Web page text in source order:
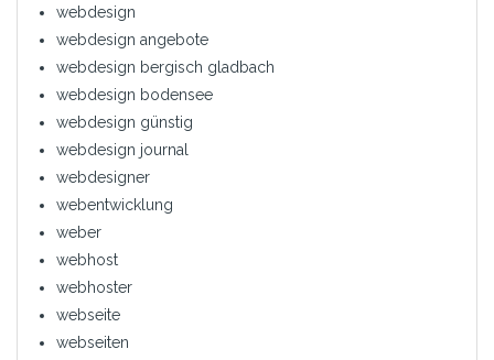
webdesign
webdesign angebote
webdesign bergisch gladbach
webdesign bodensee
webdesign günstig
webdesign journal
webdesigner
webentwicklung
weber
webhost
webhoster
webseite
webseiten